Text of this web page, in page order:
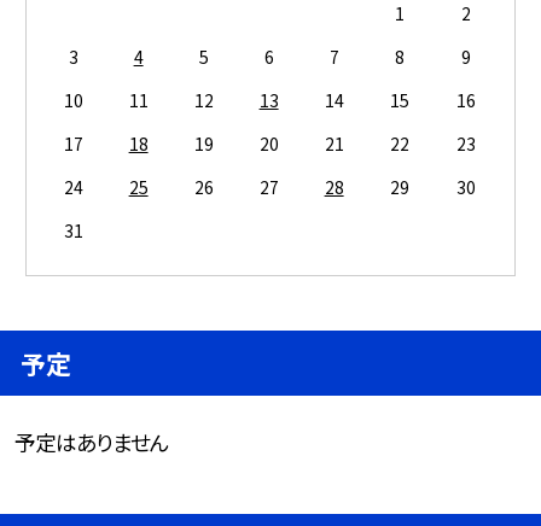
1
2
3
4 5 6 7 8
9
10
11 12 13 14 15
16
17
18 19 20 21 22
23
24
25 26 27 28 29
30
31
予定
予定はありません